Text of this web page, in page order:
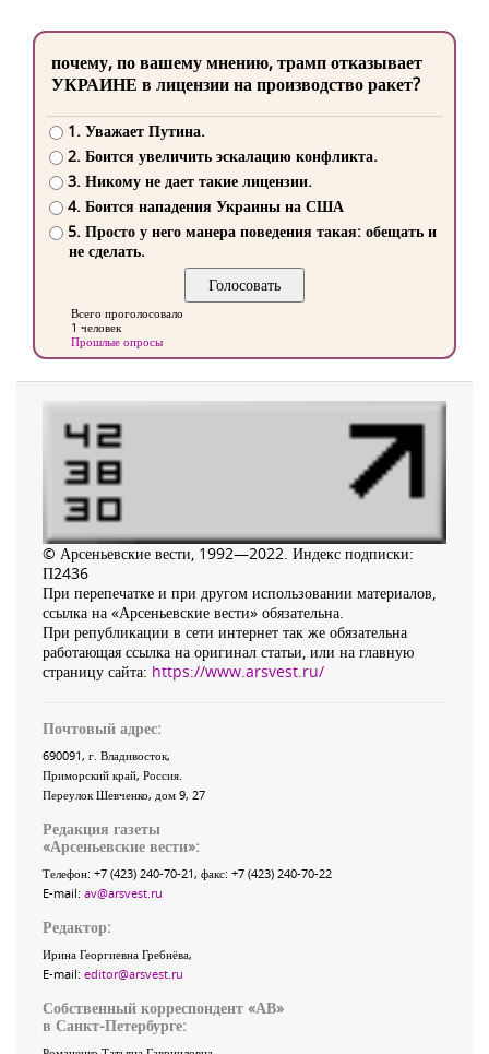
почему, по вашему мнению, трамп отказывает
УКРАИНЕ в лицензии на производство ракет?
1. Уважает Путина.
2. Боится увеличить эскалацию конфликта.
3. Никому не дает такие лицензии.
4. Боится нападения Украины на США
5. Просто у него манера поведения такая: обещать и
не сделать.
Всего проголосовало
1 человек
Прошлые опросы
© Арсеньевские вести, 1992—2022. Индекс подписки:
П2436
При перепечатке и при другом использовании материалов,
ссылка на «Арсеньевские вести» обязательна.
При републикации в сети интернет так же обязательна
работающая ссылка на оригинал статьи, или на главную
страницу сайта: https://www.arsvest.ru/
Почтовый адрес:
690091, г. Владивосток,
Приморский край, Россия
Переулок Шевченко, дом 9, 27
Редакция газеты
«Арсеньевские вести»:
Телефон: +7 (423) 240-70-21, факс: +7 (423) 240-70-22
E-mail: av@arsvest.ru
Редактор:
Ирина Георгиевна Гребнёва,
E-mail: editor@arsvest.ru
Собственный корреспондент «АВ»
в Санкт-Петербурге: